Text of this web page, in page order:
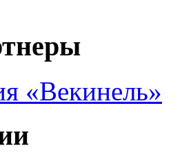
«Векинель»